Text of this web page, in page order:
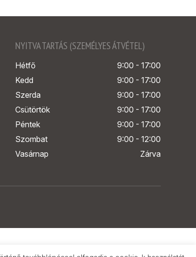
NYITVA TARTÁS (SZEMÉLYES ÁTVÉTEL)
Hétfő
9:00 - 17:00
Kedd
9:00 - 17:00
Szerda
9:00 - 17:00
Csütörtök
9:00 - 17:00
Péntek
9:00 - 17:00
Szombat
9:00 - 12:00
Vasárnap
Zárva